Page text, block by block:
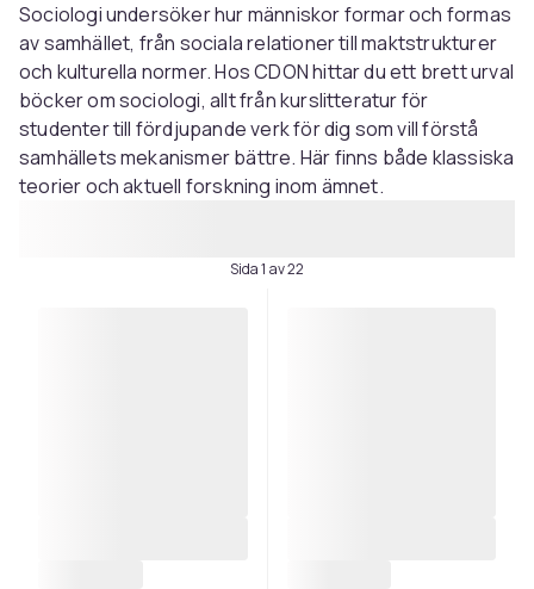
Sociologi undersöker hur människor formar och formas
av samhället, från sociala relationer till maktstrukturer
och kulturella normer. Hos CDON hittar du ett brett urval
böcker om sociologi, allt från kurslitteratur för
studenter till fördjupande verk för dig som vill förstå
samhällets mekanismer bättre. Här finns både klassiska
teorier och aktuell forskning inom ämnet.
Sida 1 av 22